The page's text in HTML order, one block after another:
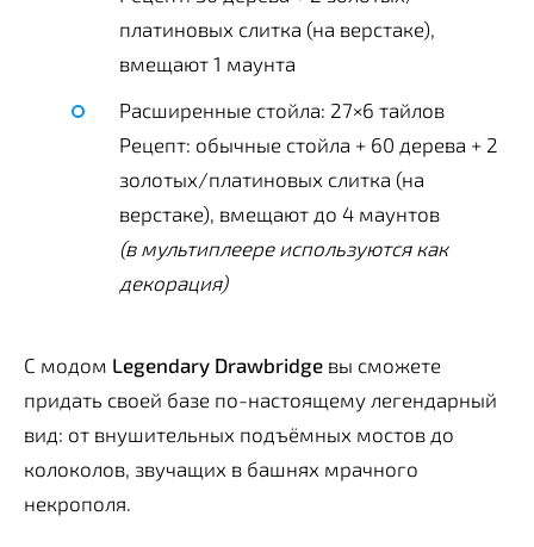
платиновых слитка (на верстаке),
вмещают 1 маунта
Расширенные стойла: 27×6 тайлов
Рецепт: обычные стойла + 60 дерева + 2
золотых/платиновых слитка (на
верстаке), вмещают до 4 маунтов
(в мультиплеере используются как
декорация)
С модом Legendary Drawbridge вы сможете
придать своей базе по-настоящему легендарный
вид: от внушительных подъёмных мостов до
колоколов, звучащих в башнях мрачного
некрополя.